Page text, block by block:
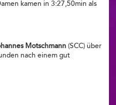
kamen in 3:27,50min als
Motschmann (SCC) über
nach einem gut